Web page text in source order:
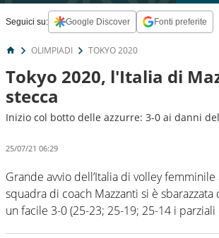
Seguici su: Google Discover Fonti preferite
OLIMPIADI TOKYO 2020
Tokyo 2020, l'Italia di
stecca
Inizio col botto delle azzurre: 3-0 ai danni
25/07/21 06:29
Grande avvio dell’Italia di volley femminile
squadra di coach Mazzanti si è sbarazzata
un facile 3-0 (25-23; 25-19; 25-14 i